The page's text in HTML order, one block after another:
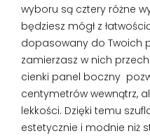
wyboru są cztery różne
będziesz mógł z
dopasowany do Twoich
zamierzasz w nich
cienki panel boczny
centymetrów wewnątrz,
lekkości. Dzięki temu
estetycznie i modnie niż